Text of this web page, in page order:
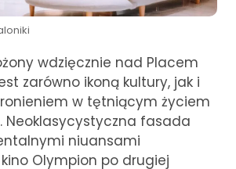
wdzięcznie nad Placem
zarówno ikoną kultury, jak i
w tętniącym życiem
Neoklasycystyczna fasada
niuansami
Olympion po drugiej